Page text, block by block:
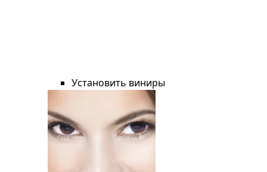
Установить виниры